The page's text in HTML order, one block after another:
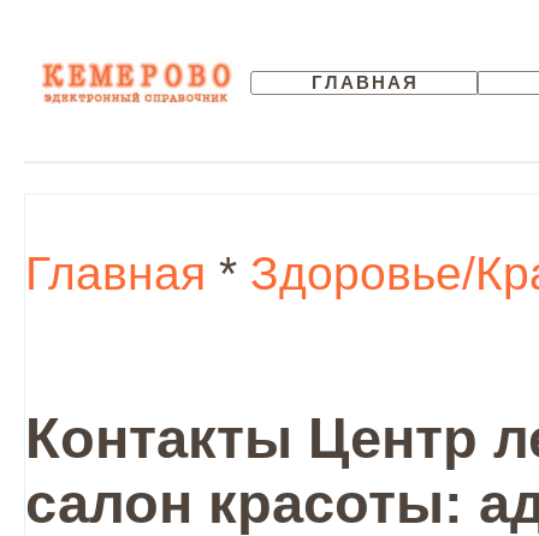
ГЛАВНАЯ
Главная * Здоровье/
Контакты Центр
салон красоты: